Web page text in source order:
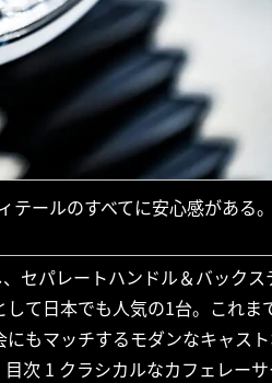
ールのすべてに安心感がある。
セパレートハンドル＆バックス
て日本でも人気の1台。これま
もマッチするモダンなキャス
次 1 クラシカルなカフェレー